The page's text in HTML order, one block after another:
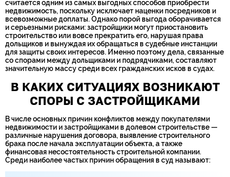
считается одним из самых выгодных способов приобрести
недвижимость, поскольку исключает наценки посредников и
всевозможные доплаты. Однако порой выгода оборачивается
и серьезными рисками: застройщики могут приостановить
строительство или вовсе прекратить его, нарушая права
дольщиков и вынуждая их обращаться в судебные инстанции
для защиты своих интересов. Именно поэтому дела, связанные
со спорами между дольщиками и подрядчиками, составляют
значительную массу среди всех гражданских исков в судах.
В КАКИХ СИТУАЦИЯХ ВОЗНИКАЮТ
СПОРЫ С ЗАСТРОЙЩИКАМИ
В числе основных причин конфликтов между покупателями
недвижимости и застройщиками в долевом строительстве —
различные нарушения договора, выявление строительного
брака после начала эксплуатации объекта, а также
финансовая несостоятельность строительной компании.
Среди наиболее частых причин обращения в суд называют: